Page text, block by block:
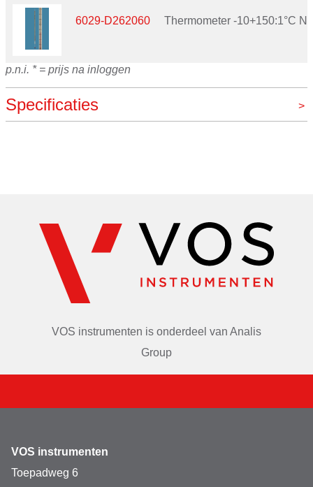
6029-D262060 Thermometer -10+150:1°C
p.n.i. * = prijs na inloggen
Specificaties
VOS instrumenten is onderdeel van Analis
Group
VOS instrumenten
Toepadweg 6